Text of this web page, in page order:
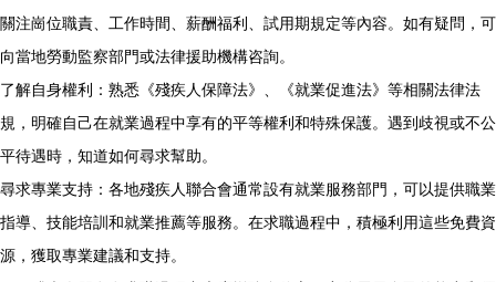
關注崗位職責、工作時間、薪酬福利、試用期規定等內容。如有疑問，可
向當地勞動監察部門或法律援助機構咨詢。
了解自身權利：熟悉《殘疾人保障法》、《就業促進法》等相關法律法
規，明確自己在就業過程中享有的平等權利和特殊保護。遇到歧視或不公
平待遇時，知道如何尋求幫助。
尋求專業支持：各地殘疾人聯合會通常設有就業服務部門，可以提供職業
指導、技能培訓和就業推薦等服務。在求職過程中，積極利用這些免費資
源，獲取專業建議和支持。